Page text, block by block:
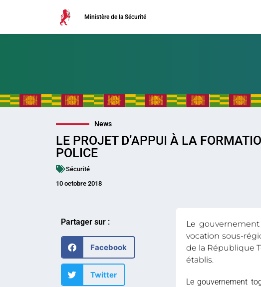
Ministère de la Sécurité
News
LE PROJET D’APPUI À LA
POLICE
Sécurité
10 octobre 2018
Partager sur :
Facebook
Twitter
Le
vocation sous-
de la République
établis.
Le gouvernement